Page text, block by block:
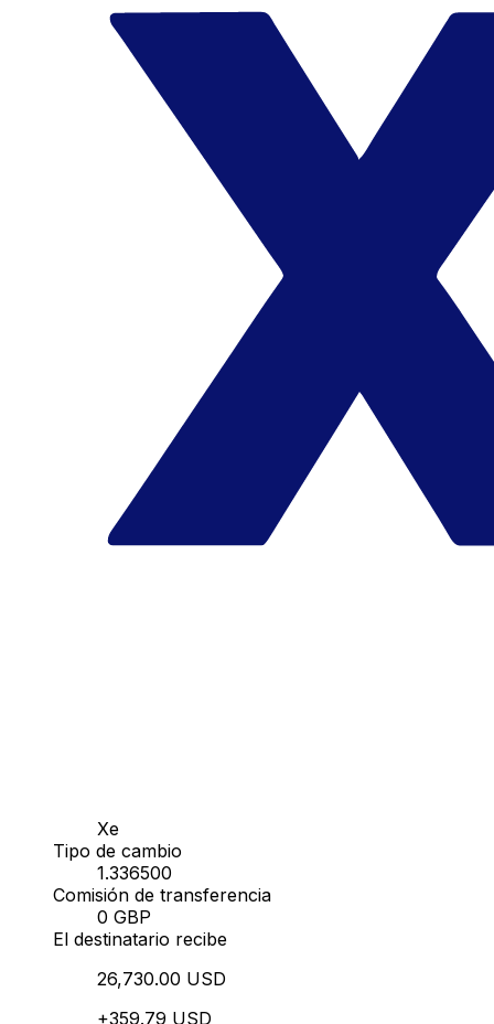
Xe
Tipo de cambio
1.336500
Comisión de transferencia
0 GBP
El destinatario recibe
26,730.00 USD
+359.79 USD